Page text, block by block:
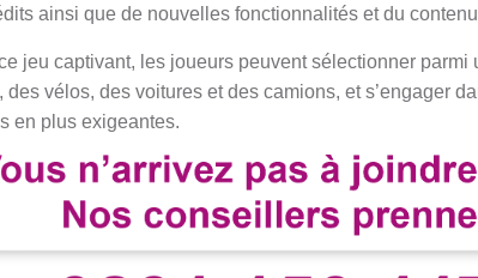
ainsi que de nouvelles fonctionnalités et du
jeu captivant, les joueurs peuvent sélectionner
des vélos, des voitures et des camions, et s’engager
en plus exigeantes.